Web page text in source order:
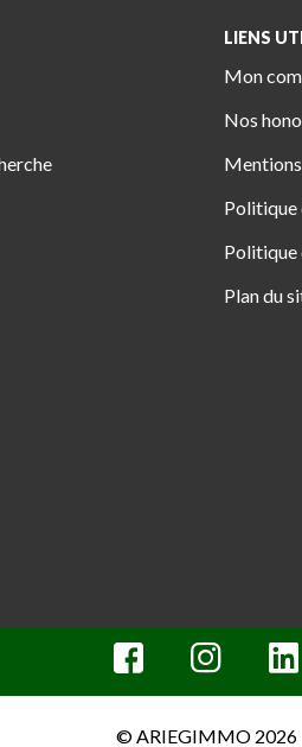
LIENS
Mon
Nos
Politique
Plan du
© ARIEGIMMO 2026